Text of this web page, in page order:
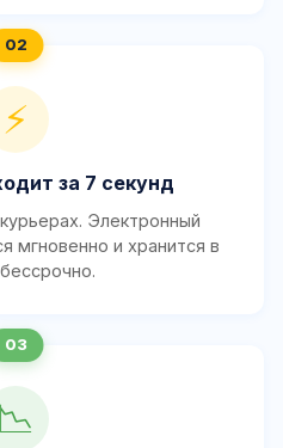
⚡
за 7 секунд
Электронный
мгновенно и хранится в
📉